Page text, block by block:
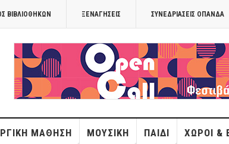
ΒΙΒΛΙΟΘΗΚΩΝ ΞΕΝΑΓΉΣΕΙΣ ΣΥΝΕΔΡΙΆΣΕΙΣ ΟΠΑΝΔΑ
ΜΆΘΗΣΗ ΜΟΥΣΙΚΉ ΠΑΙΔΊ ΧΏΡΟΙ &